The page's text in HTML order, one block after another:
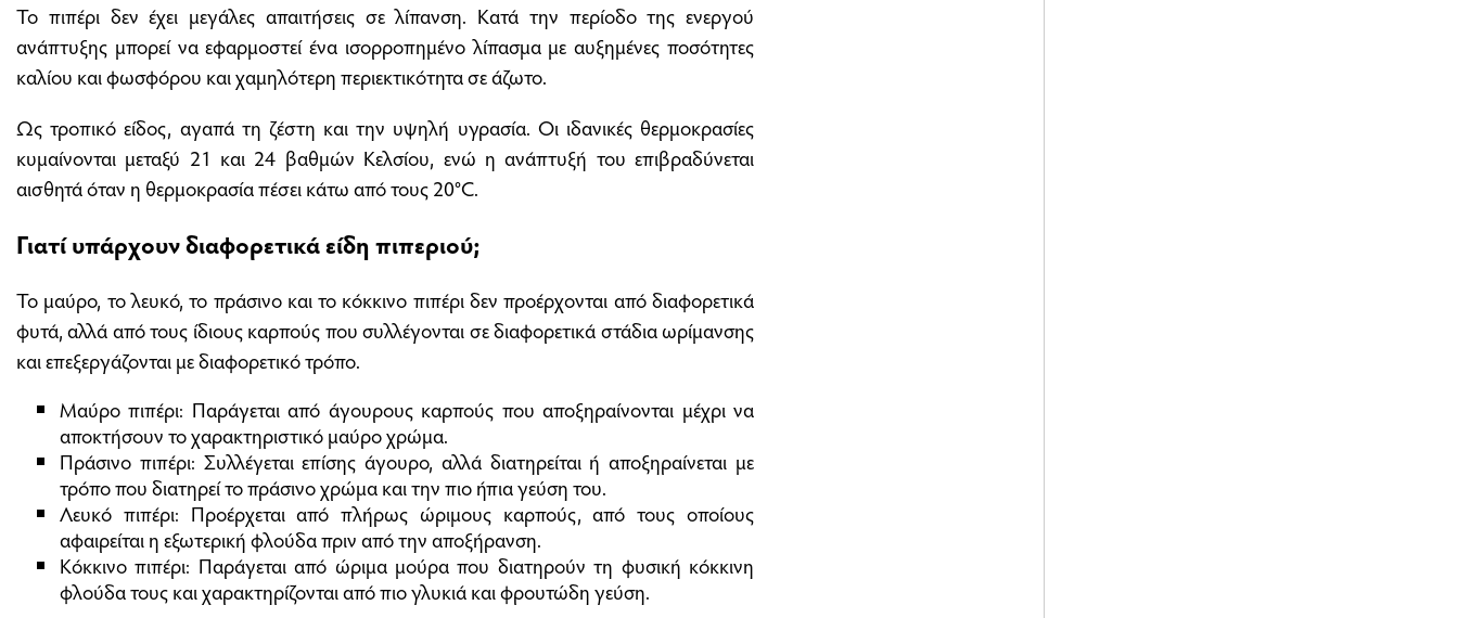
Το πιπέρι δεν έχει μεγάλες απαιτήσεις σε λίπανση. Κατά την περίοδο της ενεργού
ανάπτυξης μπορεί να εφαρμοστεί ένα ισορροπημένο λίπασμα με αυξημένες ποσότητες
καλίου και φωσφόρου και χαμηλότερη περιεκτικότητα σε άζωτο.
Ως τροπικό είδος, αγαπά τη ζέστη και την υψηλή υγρασία. Οι ιδανικές θερμοκρασίες
κυμαίνονται μεταξύ 21 και 24 βαθμών Κελσίου, ενώ η ανάπτυξή του επιβραδύνεται
αισθητά όταν η θερμοκρασία πέσει κάτω από τους 20°C.
Γιατί υπάρχουν διαφορετικά είδη πιπεριού;
Το μαύρο, το λευκό, το πράσινο και το κόκκινο πιπέρι δεν προέρχονται από διαφορετικά
φυτά, αλλά από τους ίδιους καρπούς που συλλέγονται σε διαφορετικά στάδια ωρίμανσης
και επεξεργάζονται με διαφορετικό τρόπο.
Μαύρο πιπέρι: Παράγεται από άγουρους καρπούς που αποξηραίνονται μέχρι να
αποκτήσουν το χαρακτηριστικό μαύρο χρώμα.
Πράσινο πιπέρι: Συλλέγεται επίσης άγουρο, αλλά διατηρείται ή αποξηραίνεται με
τρόπο που διατηρεί το πράσινο χρώμα και την πιο ήπια γεύση του.
Λευκό πιπέρι: Προέρχεται από πλήρως ώριμους καρπούς, από τους οποίους
αφαιρείται η εξωτερική φλούδα πριν από την αποξήρανση.
Κόκκινο πιπέρι: Παράγεται από ώριμα μούρα που διατηρούν τη φυσική κόκκινη
φλούδα τους και χαρακτηρίζονται από πιο γλυκιά και φρουτώδη γεύση.